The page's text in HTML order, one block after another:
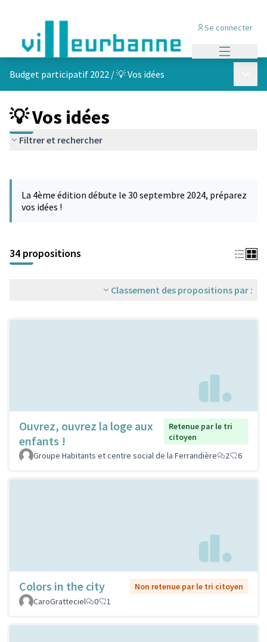
Se connecter
Budget participatif 2022 /💡 Vos idées
💡 Vos idées
Filtrer et rechercher
−
La 4ème édition débute le 30 septembre 2024, préparez
vos idées !
34 propositions
Classement des propositions par :
Ouvrez, ouvrez la loge aux
enfants !
Retenue par le tri
citoyen
Groupe Habitants et centre social de la Ferrandière
2 6
Colors in the city
Non retenue par le tri citoyen
CaroGratteciel
0 1